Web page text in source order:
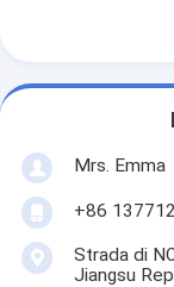
Mrs. Emma
+86
Strada di
Jiangsu